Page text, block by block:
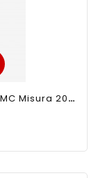
Aghi Tappezzeria Arazzi Blister 6pz DMC Misura 20 Con Punta Rotonda